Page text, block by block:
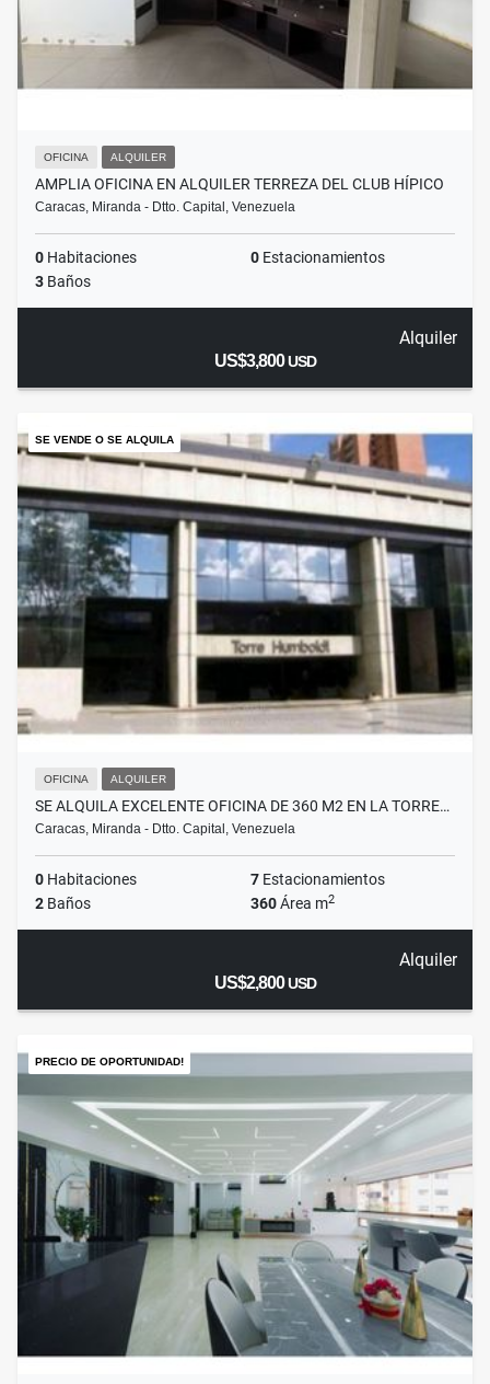
OFICINA ALQUILER
AMPLIA OFICINA EN ALQUILER TERREZA DEL CLUB HÍPICO
Caracas, Miranda - Dtto. Capital, Venezuela
0 Habitaciones 0 Estacionamientos
3 Baños
Alquiler
US$3,800USD
SE VENDE O SE ALQUILA
OFICINA ALQUILER
SE ALQUILA EXCELENTE OFICINA DE 360 M2 EN LA TORRE…
Caracas, Miranda - Dtto. Capital, Venezuela
0 Habitaciones 7 Estacionamientos
2 Baños 360Área m2
Alquiler
US$2,800USD
PRECIO DE OPORTUNIDAD!